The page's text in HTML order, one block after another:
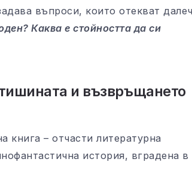
въпроси, които отекват далеч
Каква е стойността да си
и възвръщането
книга – отчасти литературна
история, вградена в